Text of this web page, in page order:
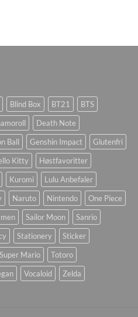
Blind Box BT21
BTS
Death Note
Ball Genshin Impact
Glutenfri
Kitty
Høstfavoritter
Kuromi
Lulu Anbefaler
Naruto Nintendo
One Piece
Sailor Moon
Sanrio
Stationery
Sticker
Super Mario
Totoro
Vocaloid Zelda